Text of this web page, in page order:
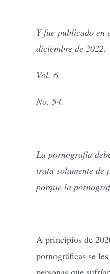
Y fue publicado
diciembre de 2022.
Vol. 6.
No. 54.
La pornografía
trata solamente de
porque la
A principios de
pornográficas se